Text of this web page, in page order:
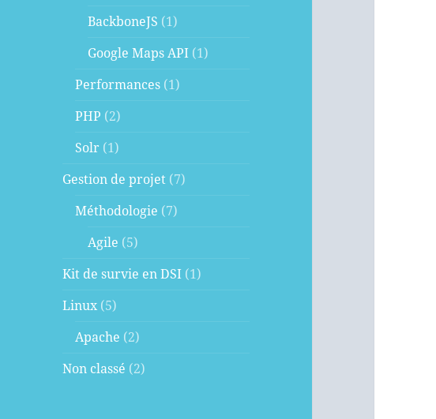
BackboneJS (1)
Google Maps API (1)
Performances (1)
PHP (2)
Solr (1)
Gestion de projet (7)
Méthodologie (7)
Agile (5)
Kit de survie en DSI (1)
Linux (5)
Apache (2)
Non classé (2)